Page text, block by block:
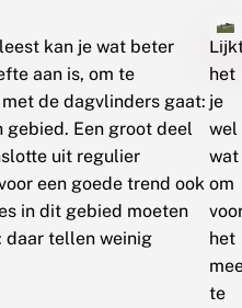
kan je wat beter
aan is, om te
de dagvlinders gaat:
Een groot deel
uit regulier
een goede trend ook
in dit gebied moeten
daar tellen weinig
het
je
wel
wat
om
het
te